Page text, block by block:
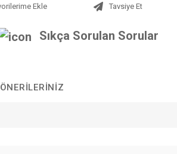
Tavsiye Et
Sıkça Sorulan Sorular
ÖNERILERINIZ